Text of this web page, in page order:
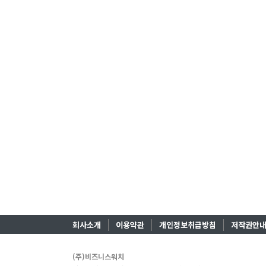
회사소개 이용약관 개인정보취급방침 저작권안내
(주)비즈니스워치